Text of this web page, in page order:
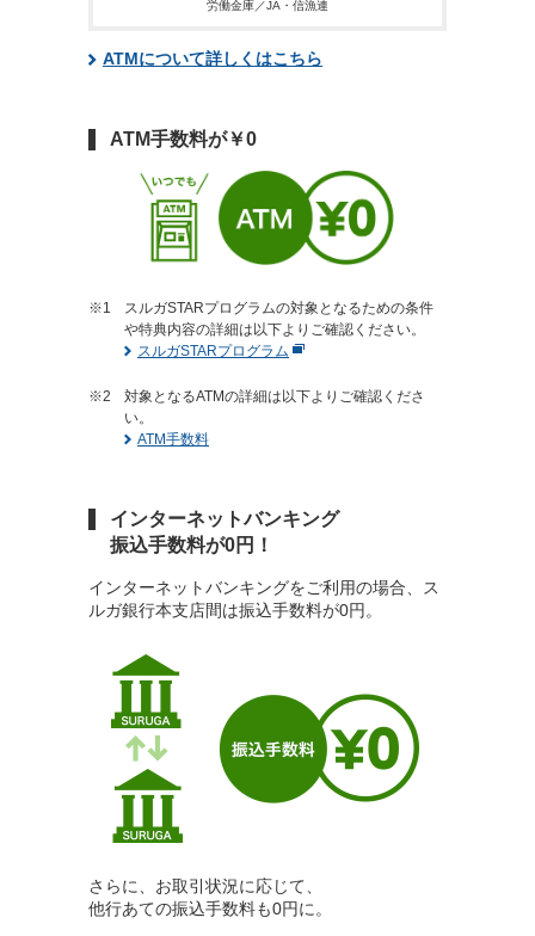
労働金庫／JA・信漁連
ATMについて詳しくはこちら
ATM手数料が￥0
スルガSTARプログラムの対象となるための条件
や特典内容の詳細は以下よりご確認ください。
スルガSTARプログラム
対象となるATMの詳細は以下よりご確認くださ
い。
ATM手数料
インターネットバンキング
振込手数料が0円！
インターネットバンキングをご利用の場合、 ス
ルガ銀行本支店間は振込手数料が0円。
さらに、お取引状況に応じて、
他行あての振込手数料も0円に。